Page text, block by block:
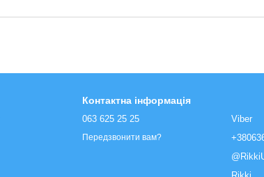
Контактна інформація
063 625 25 25
Передзвонити вам?
Viber